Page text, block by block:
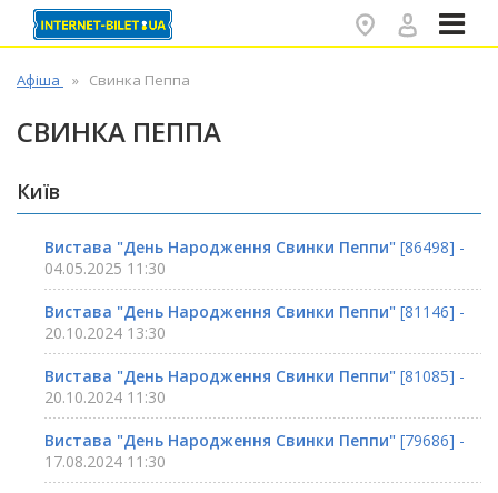
Афіша Свинка Пеппа
СВИНКА ПЕППА
Київ
Вистава "День Народження Свинки Пеппи" [86498] -
04.05.2025 11:30
Вистава "День Народження Свинки Пеппи" [81146] -
20.10.2024 13:30
Вистава "День Народження Свинки Пеппи" [81085] -
20.10.2024 11:30
Вистава "День Народження Свинки Пеппи" [79686] -
17.08.2024 11:30